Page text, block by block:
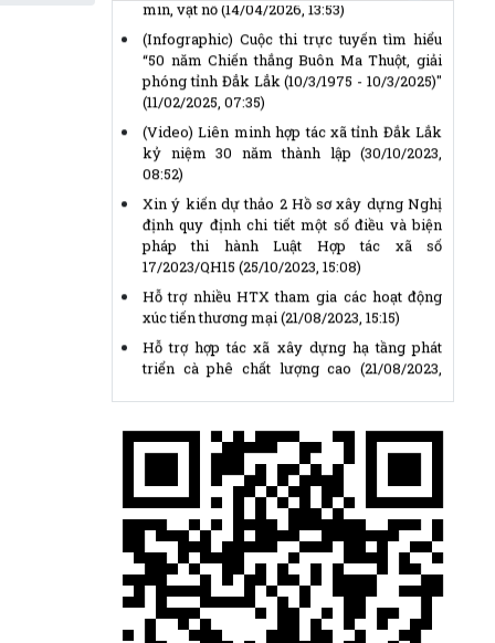
(Infographic) Cuộc thi trực tuyến tìm hiểu
“50 năm Chiến thắng Buôn Ma Thuột, giải
phóng tỉnh Đắk Lắk (10/3/1975 - 10/3/2025)"
(11/02/2025, 07:35)
(Video) Liên minh hợp tác xã tỉnh Đắk Lắk
kỷ niệm 30 năm thành lập(30/10/2023,
08:52)
Xin ý kiến dự thảo 2 Hồ sơ xây dựng Nghị
định quy định chi tiết một số điều và biện
pháp thi hành Luật Hợp tác xã số
17/2023/QH15(25/10/2023, 15:08)
Hỗ trợ nhiều HTX tham gia các hoạt động
xúc tiến thương mại(21/08/2023, 15:15)
Hỗ trợ hợp tác xã xây dựng hạ tầng phát
triển cà phê chất lượng cao(21/08/2023,
15:19)
800 nông dân Đắk Nông được tập huấn sản
xuất hồ tiêu bền vững(21/08/2023, 15:47)
Chủ tịch Ủy ban Trung ương Mặt trận Tổ
quốc Việt Nam gửi Thư kêu gọi ủng hộ
Tháng Nhân đạo năm 2026
(14/04/2026,
14:25)
Thể lệ Giải báo chí “Vì sự nghiệp Đại đoàn
kết toàn dân tộc” lần thứ XVII, năm 2025 -
2026
(14/04/2026, 14:15)